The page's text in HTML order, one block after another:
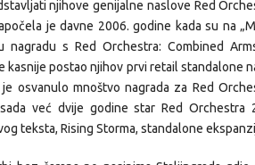
njihove genijalne naslove Red
je davne 2006. godine kada su na „
nagradu s Red Orchestra: Combined
kasnije postao njihov prvi retail standalone
osvanulo mnoštvo nagrada za Red
već dvije godine star Red Orchestra
teksta, Rising Storma, standalone